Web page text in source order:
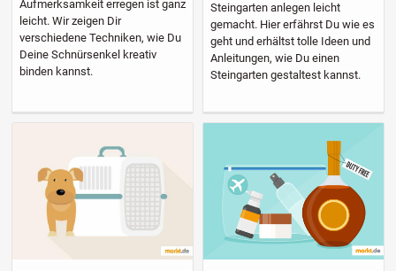
Aufmerksamkeit erregen ist ganz
leicht. Wir zeigen Dir
verschiedene Techniken, wie Du
Deine Schnürsenkel kreativ
binden kannst.
Steingarten anlegen leicht
gemacht. Hier erfährst Du wie es
geht und erhältst tolle Ideen und
Anleitungen, wie Du einen
Steingarten gestaltest kannst.